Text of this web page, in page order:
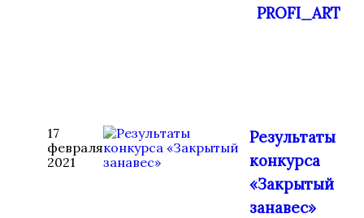
PROFI_ART
17
февраля
2021
Результаты
конкурса
«Закрытый
занавес»